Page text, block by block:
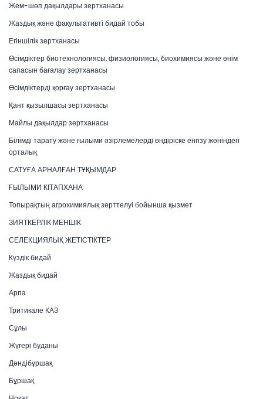
Жем-шөп дақылдары зертханасы
Жаздық және факультативті бидай тобы
Егіншілік зертханасы
Өсімдіктер биотехнологиясы, физиологиясы, биохимиясы және өнім
сапасын бағалау зертханасы
Өсімдіктерді қорғау зертханасы
Қант қызылшасы зертханасы
Майлы дақылдар зертханасы
Білімді тарату және ғылыми әзірлемелерді өндіріске енгізу жөніндегі
орталық
САТУҒА АРНАЛҒАН ТҰҚЫМДАР
ҒЫЛЫМИ КІТАПХАНА
Топырақтың агрохимиялық зерттелуі бойынша қызмет
ЗИЯТКЕРЛІК МЕНШІК
СЕЛЕКЦИЯЛЫҚ ЖЕТІСТІКТЕР
Күздік бидай
Жаздық бидай
Арпа
Тритикале КАЗ
Сұлы
Жүгері буданы
Дәндібұршақ
Бұршақ